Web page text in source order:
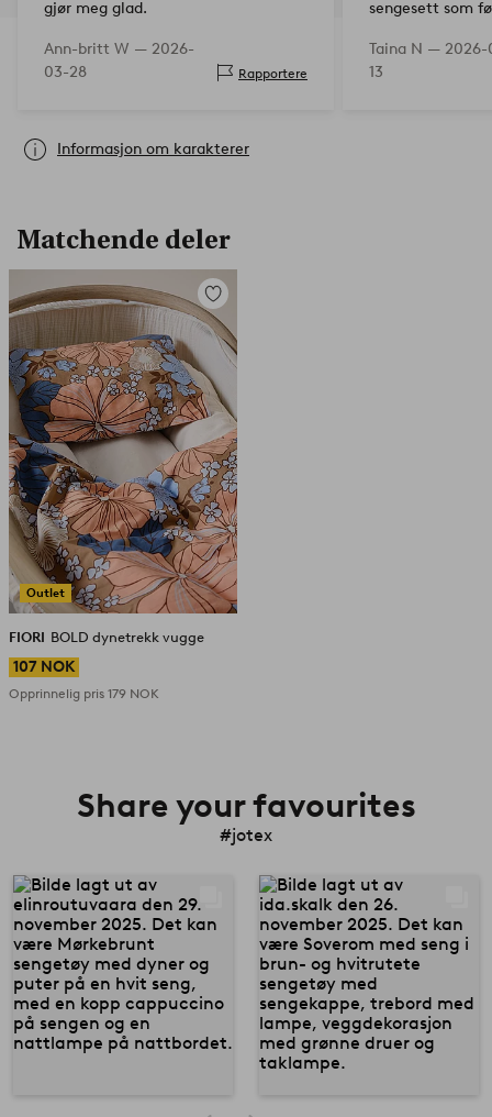
gjør meg glad.
Ann-britt W — 2026-
03-28
Rapportere
sengesett som
å tenke på
Taina N — 2026-
13
Informasjon om karakterer
Matchende deler
Outlet
Legg
til
favoritter
FIORI BOLD dynetrekk vugge
107 NOK
Opprinnelig pris 179 NOK
Share your favourites
#jotex